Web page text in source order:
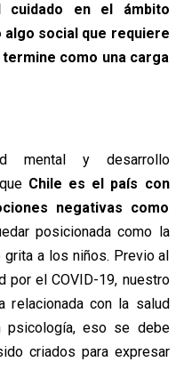
cuidado en el ámbito
algo social que requiere
como una carga
mental y desarrollo
Chile es el país con
negativas como
posicionada como la
a los niños. Previo al
el COVID-19, nuestro
relacionada con la salud
psicología, eso se debe
criados para expresar